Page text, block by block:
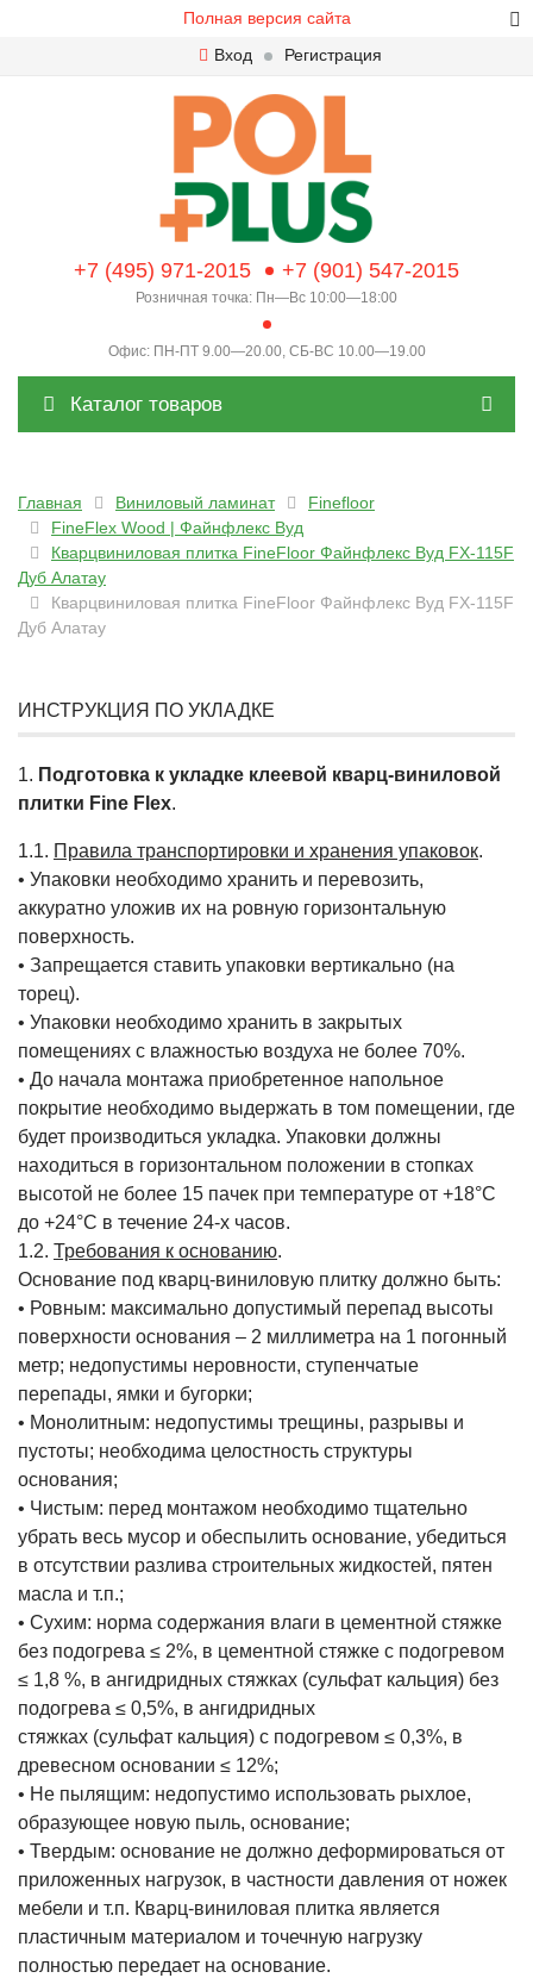
Полная версия сайта
Вход
Регистрация
+7 (495) 971-2015 +7 (901) 547-2015
Розничная точка: Пн—Вс 10:00—18:00
Офис: ПН-ПТ 9.00—20.00, СБ-ВС 10.00—19.00
Каталог товаров
Главная Виниловый ламинат
Finefloor
FineFlex Wood | Файнфлекс Вуд
Кварцвиниловая плитка FineFloor Файнфлекс Вуд FX-115F
Дуб Алатау
Кварцвиниловая плитка FineFloor Файнфлекс Вуд FX-115F
Дуб Алатау
ИНСТРУКЦИЯ ПО УКЛАДКЕ
1. Подготовка к укладке клеевой кварц-виниловой
плитки Fine Flex.
1.1. Правила транспортировки и хранения упаковок.
• Упаковки необходимо хранить и перевозить,
аккуратно уложив их на ровную горизонтальную
поверхность.
• Запрещается ставить упаковки вертикально (на
торец).
• Упаковки необходимо хранить в закрытых
помещениях с влажностью воздуха не более 70%.
• До начала монтажа приобретенное напольное
покрытие необходимо выдержать в том помещении, где
будет производиться укладка. Упаковки должны
находиться в горизонтальном положении в стопках
высотой не более 15 пачек при температуре от +18°С
до +24°С в течение 24-х часов.
1.2. Требования к основанию.
Основание под кварц-виниловую плитку должно быть:
• Ровным: максимально допустимый перепад высоты
поверхности основания – 2 миллиметра на 1 погонный
метр; недопустимы неровности, ступенчатые
перепады, ямки и бугорки;
• Монолитным: недопустимы трещины, разрывы и
пустоты; необходима целостность структуры
основания;
• Чистым: перед монтажом необходимо тщательно
убрать весь мусор и обеспылить основание, убедиться
в отсутствии разлива строительных жидкостей, пятен
масла и т.п.;
• Сухим: норма содержания влаги в цементной стяжке
без подогрева ≤ 2%, в цементной стяжке с подогревом
≤ 1,8 %, в ангидридных стяжках (сульфат кальция) без
подогрева ≤ 0,5%, в ангидридных
стяжках (сульфат кальция) с подогревом ≤ 0,3%, в
древесном основании ≤ 12%;
• Не пылящим: недопустимо использовать рыхлое,
образующее новую пыль, основание;
• Твердым: основание не должно деформироваться от
приложенных нагрузок, в частности давления от ножек
мебели и т.п. Кварц-виниловая плитка является
пластичным материалом и точечную нагрузку
полностью передает на основание.